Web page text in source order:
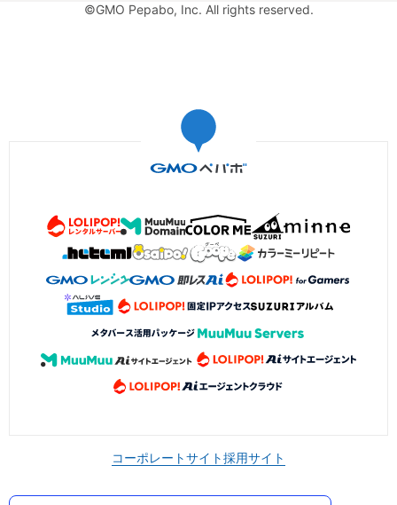
©GMO Pepabo, Inc. All rights reserved.
コーポレートサイト採用サイト